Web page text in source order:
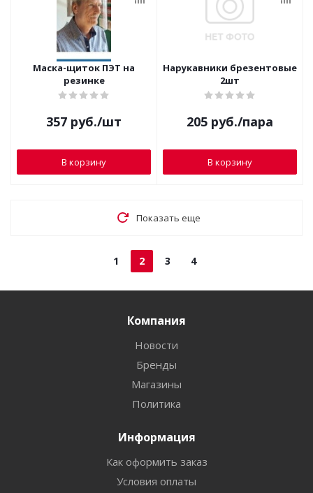
Маска-щиток ПЭТ на
резинке
357 руб./шт
В корзину
Нарукавники брезентовые
2шт
205 руб./пара
В корзину
Показать еще
1 2 3 4
Компания
Новости
Бренды
Магазины
Политика
Информация
Как оформить заказ
Условия оплаты